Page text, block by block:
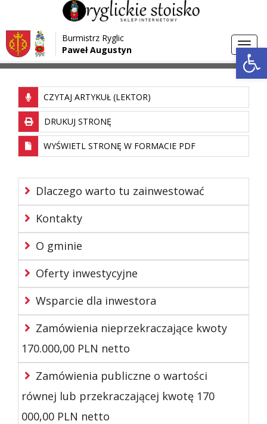
Przejdź do menu
Przejdź do głównej treści strony
Przejdź do stopki strony
Burmistrz Ryglic
Paweł Augustyn
Strona główna > Inwestycje
CZYTAJ ARTYKUŁ (LEKTOR)
DRUKUJ STRONĘ
WYŚWIETL STRONĘ W FORMACIE PDF
Dlaczego warto tu zainwestować
Kontakty
O gminie
Oferty inwestycyjne
Wsparcie dla inwestora
Zamówienia nieprzekraczające kwoty
170.000,00 PLN netto
Zamówienia publiczne o wartości
równej lub przekraczającej kwotę 170
000,00 PLN netto